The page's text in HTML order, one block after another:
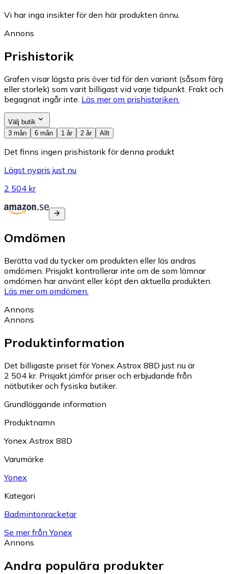
Vi har inga insikter för den här produkten ännu.
Annons
Prishistorik
Grafen visar lägsta pris över tid för den variant (såsom färg
eller storlek) som varit billigast vid varje tidpunkt. Frakt och
begagnat ingår inte. Läs mer om prishistoriken.
Välj butik
3 mån
6 mån 1 år 2 år Allt
Det finns ingen prishistorik för denna produkt
Lägst nypris just nu
2 504 kr
Omdömen
Berätta vad du tycker om produkten eller läs andras
omdömen. Prisjakt kontrollerar inte om de som lämnar
omdömen har använt eller köpt den aktuella produkten.
Läs mer om omdömen.
Annons
Annons
Produktinformation
Det billigaste priset för Yonex Astrox 88D just nu är
2 504 kr. Prisjakt jämför priser och erbjudande från
nätbutiker och fysiska butiker.
Grundläggande information
Produktnamn
Yonex Astrox 88D
Varumärke
Yonex
Kategori
Badmintonracketar
Se mer från Yonex
Annons
Andra populära produkter